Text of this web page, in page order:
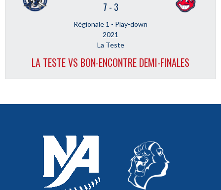
7 - 3
Régionale 1 - Play-down
2021
La Teste
LA TESTE VS BON-ENCONTRE DEMI-FINALES